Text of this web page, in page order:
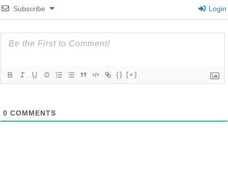
Subscribe Login
{} [+]
0 COMMENTS